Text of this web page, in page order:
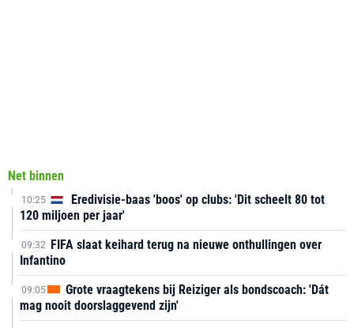
Net binnen
10:25
Eredivisie-baas 'boos' op clubs: 'Dit scheelt 80 tot
120 miljoen per jaar'
09:32 FIFA slaat keihard terug na nieuwe onthullingen over
Infantino
09:05
Grote vraagtekens bij Reiziger als bondscoach: 'Dát
mag nooit doorslaggevend zijn'